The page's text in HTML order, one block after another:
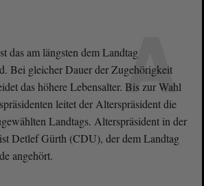
A
das am längsten dem Landtag
Bei gleicher Dauer der Zugehörigkeit
das höhere Lebensalter. Bis zur Wahl
leitet der Alterspräsident die
Landtags. Alterspräsident in der
Detlef Gürth (CDU), der dem Landtag
angehört.